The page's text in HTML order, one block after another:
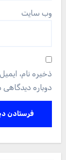
وب‌ سایت
ذخیره نام،
دوباره